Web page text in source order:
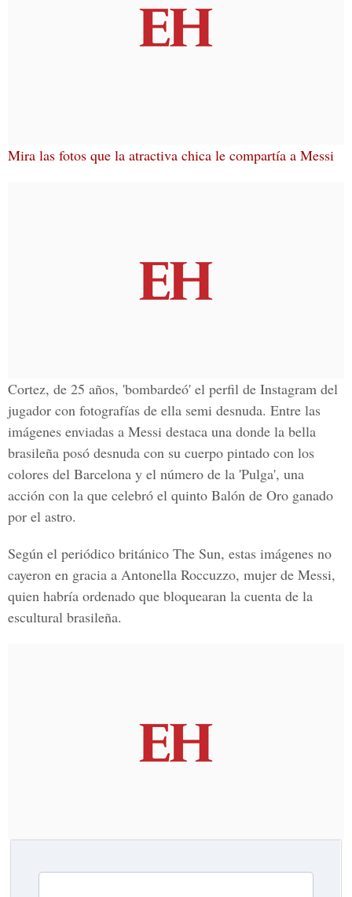
Mira las fotos que la atractiva chica le compartía a Messi
Cortez, de 25 años, 'bombardeó' el perfil de Instagram del
jugador con fotografías de ella semi desnuda. Entre las
imágenes enviadas a Messi destaca una donde la bella
brasileña posó desnuda con su cuerpo pintado con los
colores del Barcelona y el número de la 'Pulga', una
acción con la que celebró el quinto Balón de Oro ganado
por el astro.
Según el periódico británico The Sun, estas imágenes no
cayeron en gracia a Antonella Roccuzzo, mujer de Messi,
quien habría ordenado que bloquearan la cuenta de la
escultural brasileña.